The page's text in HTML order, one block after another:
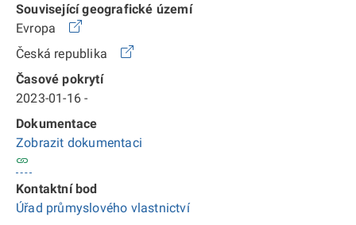
Související geografické území
Evropa
Česká republika
Časové pokrytí
2023-01-16 -
Dokumentace
Zobrazit dokumentaci
Kontaktní bod
Úřad průmyslového vlastnictví